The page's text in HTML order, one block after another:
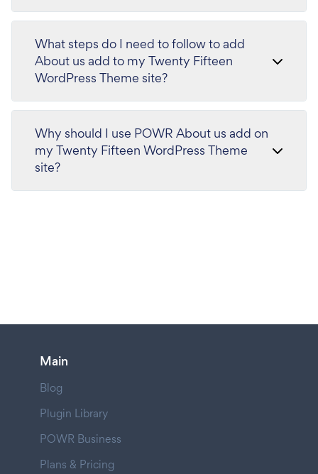
What steps do I need to follow to add
About us add to my Twenty Fifteen
WordPress Theme site?
Why should I use POWR About us add on
my Twenty Fifteen WordPress Theme
site?
Main
Blog
Plugin Library
POWR Business
Plans & Pricing